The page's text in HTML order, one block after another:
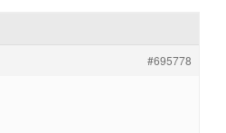
#695778